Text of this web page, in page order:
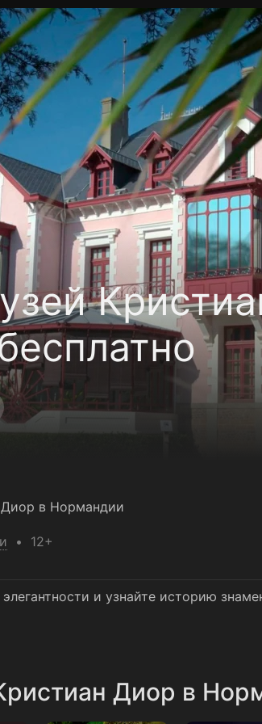
в Нормандии
12+
и узнайте историю
Диор в
конфиденциальности Для
каналы Контакты